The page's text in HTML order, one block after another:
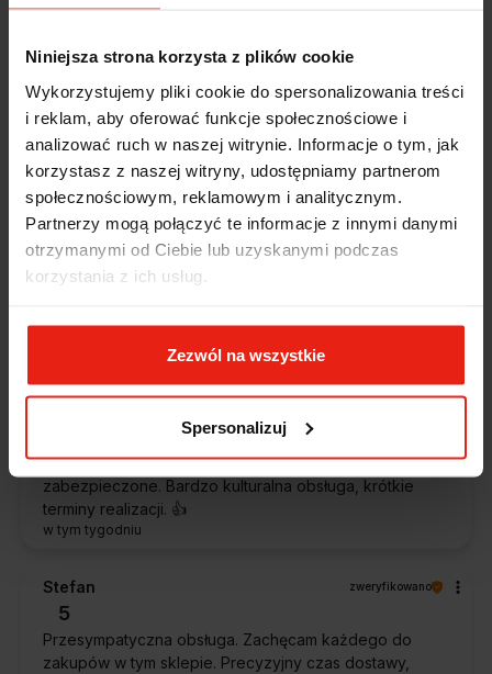
Niniejsza strona korzysta z plików cookie
Wykorzystujemy pliki cookie do spersonalizowania treści
i reklam, aby oferować funkcje społecznościowe i
analizować ruch w naszej witrynie. Informacje o tym, jak
korzystasz z naszej witryny, udostępniamy partnerom
społecznościowym, reklamowym i analitycznym.
Partnerzy mogą połączyć te informacje z innymi danymi
otrzymanymi od Ciebie lub uzyskanymi podczas
korzystania z ich usług.
Zezwól na wszystkie
Spersonalizuj
Alicja
Jestem zaskoczona, że ta paczka dotarła do mnie tak
szybko. Paczka dotarła cała i zdrowa. Szybko,
sprawnie, bez problemów. Bardzo pomocna obsługa
klienta.
wczoraj
zweryfikowano
5
Ekspresowa realizacja zamówienia. Towar zgodny z
oczekiwaniami. Sprzedawca profesjonalny i godny
w tym tygodniu
Piotr zweryfikowano
Ekspresowa dostawa, super. Obsługa bardzo pomocna,
chętnie podpowie i doradzi. Opakowanie dokładnie
zabezpieczone. Bardzo kulturalna obsługa, krótkie
terminy realizacji. 👍️
w tym tygodniu
Stefan zweryfikowano
5
Przesympatyczna obsługa. Zachęcam każdego do
zakupów w tym sklepie. Precyzyjny czas dostawy,